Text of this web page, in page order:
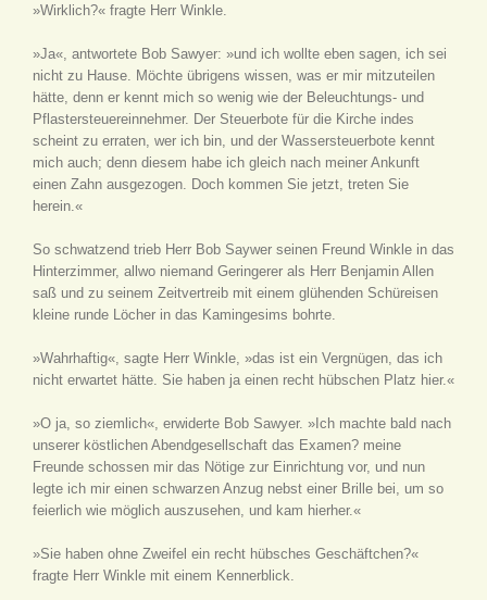
»Wirklich?« fragte Herr Winkle.
»Ja«, antwortete Bob Sawyer: »und ich wollte eben sagen, ich sei
nicht zu Hause. Möchte übrigens wissen, was er mir mitzuteilen
hätte, denn er kennt mich so wenig wie der Beleuchtungs- und
Pflastersteuereinnehmer. Der Steuerbote für die Kirche indes
scheint zu erraten, wer ich bin, und der Wassersteuerbote kennt
mich auch; denn diesem habe ich gleich nach meiner Ankunft
einen Zahn ausgezogen. Doch kommen Sie jetzt, treten Sie
herein.«
So schwatzend trieb Herr Bob Saywer seinen Freund Winkle in das
Hinterzimmer, allwo niemand Geringerer als Herr Benjamin Allen
saß und zu seinem Zeitvertreib mit einem glühenden Schüreisen
kleine runde Löcher in das Kamingesims bohrte.
»Wahrhaftig«, sagte Herr Winkle, »das ist ein Vergnügen, das ich
nicht erwartet hätte. Sie haben ja einen recht hübschen Platz hier.«
»O ja, so ziemlich«, erwiderte Bob Sawyer. »Ich machte bald nach
unserer köstlichen Abendgesellschaft das Examen? meine
Freunde schossen mir das Nötige zur Einrichtung vor, und nun
legte ich mir einen schwarzen Anzug nebst einer Brille bei, um so
feierlich wie möglich auszusehen, und kam hierher.«
»Sie haben ohne Zweifel ein recht hübsches Geschäftchen?«
fragte Herr Winkle mit einem Kennerblick.